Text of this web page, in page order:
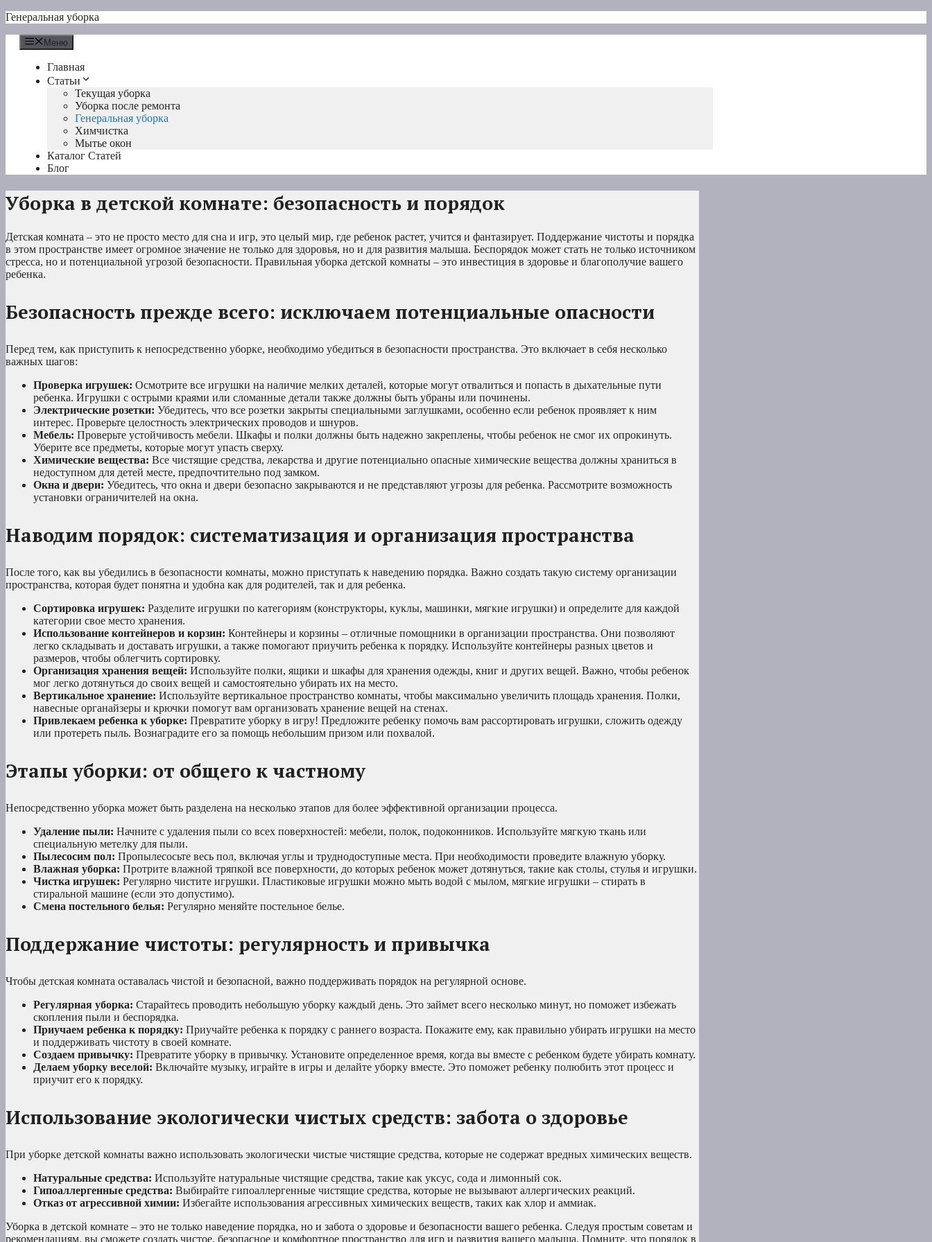
Перейти
содержимому
Генеральная уборка
Меню
Главная
Статьи
Текущая уборка
Уборка после ремонта
Генеральная уборка
Химчистка
Мытье окон
Каталог Статей
Блог
Уборка в детской комнате: безопасность и порядок
Детская комната – это не просто место для сна и игр, это целый мир, где ребенок растет, учится и фантазирует. Поддержание чистоты и порядка
в этом пространстве имеет огромное значение не только для здоровья, но и для развития малыша. Беспорядок может стать не только источником
стресса, но и потенциальной угрозой безопасности. Правильная уборка детской комнаты – это инвестиция в здоровье и благополучие вашего
ребенка.
Безопасность прежде всего: исключаем потенциальные опасности
Перед тем, как приступить к непосредственно уборке, необходимо убедиться в безопасности пространства. Это включает в себя несколько
важных шагов:
Проверка игрушек: Осмотрите все игрушки на наличие мелких деталей, которые могут отвалиться и попасть в дыхательные пути
ребенка. Игрушки с острыми краями или сломанные детали также должны быть убраны или починены.
Электрические розетки: Убедитесь, что все розетки закрыты специальными заглушками, особенно если ребенок проявляет к ним
интерес. Проверьте целостность электрических проводов и шнуров.
Мебель: Проверьте устойчивость мебели. Шкафы и полки должны быть надежно закреплены, чтобы ребенок не смог их опрокинуть.
Уберите все предметы, которые могут упасть сверху.
Химические вещества: Все чистящие средства, лекарства и другие потенциально опасные химические вещества должны храниться в
недоступном для детей месте, предпочтительно под замком.
Окна и двери: Убедитесь, что окна и двери безопасно закрываются и не представляют угрозы для ребенка. Рассмотрите возможность
установки ограничителей на окна.
Наводим порядок: систематизация и организация пространства
После того, как вы убедились в безопасности комнаты, можно приступать к наведению порядка. Важно создать такую систему организации
пространства, которая будет понятна и удобна как для родителей, так и для ребенка.
Сортировка игрушек: Разделите игрушки по категориям (конструкторы, куклы, машинки, мягкие игрушки) и определите для каждой
категории свое место хранения.
Использование контейнеров и корзин: Контейнеры и корзины – отличные помощники в организации пространства. Они позволяют
легко складывать и доставать игрушки, а также помогают приучить ребенка к порядку. Используйте контейнеры разных цветов и
размеров, чтобы облегчить сортировку.
Организация хранения вещей: Используйте полки, ящики и шкафы для хранения одежды, книг и других вещей. Важно, чтобы ребенок
мог легко дотянуться до своих вещей и самостоятельно убирать их на место.
Вертикальное хранение: Используйте вертикальное пространство комнаты, чтобы максимально увеличить площадь хранения. Полки,
навесные органайзеры и крючки помогут вам организовать хранение вещей на стенах.
Привлекаем ребенка к уборке: Превратите уборку в игру! Предложите ребенку помочь вам рассортировать игрушки, сложить одежду
или протереть пыль. Вознаградите его за помощь небольшим призом или похвалой.
Этапы уборки: от общего к частному
Непосредственно уборка может быть разделена на несколько этапов для более эффективной организации процесса.
Удаление пыли: Начните с удаления пыли со всех поверхностей: мебели, полок, подоконников. Используйте мягкую ткань или
специальную метелку для пыли.
Пылесосим пол: Пропылесосьте весь пол, включая углы и труднодоступные места. При необходимости проведите влажную уборку.
Влажная уборка: Протрите влажной тряпкой все поверхности, до которых ребенок может дотянуться, такие как столы, стулья и игрушки.
Чистка игрушек: Регулярно чистите игрушки. Пластиковые игрушки можно мыть водой с мылом, мягкие игрушки – стирать в
стиральной машине (если это допустимо).
Смена постельного белья: Регулярно меняйте постельное белье.
Поддержание чистоты: регулярность и привычка
Чтобы детская комната оставалась чистой и безопасной, важно поддерживать порядок на регулярной основе.
Регулярная уборка: Старайтесь проводить небольшую уборку каждый день. Это займет всего несколько минут, но поможет избежать
скопления пыли и беспорядка.
Приучаем ребенка к порядку: Приучайте ребенка к порядку с раннего возраста. Покажите ему, как правильно убирать игрушки на место
и поддерживать чистоту в своей комнате.
Создаем привычку: Превратите уборку в привычку. Установите определенное время, когда вы вместе с ребенком будете убирать комнату.
Делаем уборку веселой: Включайте музыку, играйте в игры и делайте уборку вместе. Это поможет ребенку полюбить этот процесс и
приучит его к порядку.
Использование экологически чистых средств: забота о здоровье
При уборке детской комнаты важно использовать экологически чистые чистящие средства, которые не содержат вредных химических веществ.
Натуральные средства: Используйте натуральные чистящие средства, такие как уксус, сода и лимонный сок.
Гипоаллергенные средства: Выбирайте гипоаллергенные чистящие средства, которые не вызывают аллергических реакций.
Отказ от агрессивной химии: Избегайте использования агрессивных химических веществ, таких как хлор и аммиак.
Уборка в детской комнате – это не только наведение порядка, но и забота о здоровье и безопасности вашего ребенка. Следуя простым советам и
рекомендациям, вы сможете создать чистое, безопасное и комфортное пространство для игр и развития вашего малыша. Помните, что порядок в